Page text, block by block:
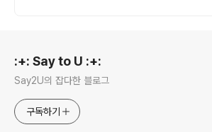
:+: Say to U :+:
Say2U의 잡다한 블로그
구독하기